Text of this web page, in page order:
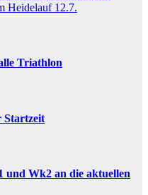
Heidelauf 12.7.
Triathlon
Startzeit
und Wk2 an die aktuellen